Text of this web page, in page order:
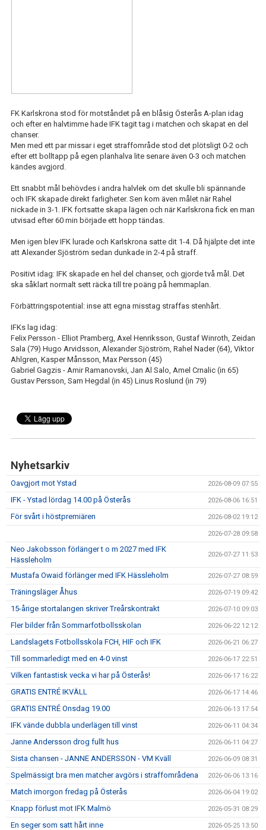
FK Karlskrona stod för motståndet på en blåsig Österås A-plan idag
och efter en halvtimme hade IFK tagit tag i matchen och skapat en del
chanser.
Men med ett par missar i eget straffområde stod det plötsligt 0-2 och
efter ett bolltapp på egen planhalva lite senare även 0-3 och matchen
kändes avgjord.
Ett snabbt mål behövdes i andra halvlek om det skulle bli spännande
och IFK skapade direkt farligheter. Sen kom även målet när Rahel
nickade in 3-1. IFK fortsatte skapa lägen och när Karlskrona fick en man
utvisad efter 60 min började ett hopp tändas.
Men igen blev IFK lurade och Karlskrona satte dit 1-4. Då hjälpte det inte
att Alexander Sjöström sedan dunkade in 2-4 på straff.
Positivt idag: IFK skapade en hel del chanser, och gjorde två mål. Det
ska såklart normalt sett räcka till tre poäng på hemmaplan.
Förbättringspotential: inse att egna misstag straffas stenhårt.
IFKs lag idag:
Felix Persson - Elliot Pramberg, Axel Henriksson, Gustaf Winroth, Zeidan
Sala (79) Hugo Arvidsson, Alexander Sjöström, Rahel Nader (64), Viktor
Ahlgren, Kasper Månsson, Max Persson (45)
Gabriel Gagzis - Amir Ramanovski, Jan Al Salo, Amel Crnalic (in 65)
Gustav Persson, Sam Hegdal (in 45) Linus Roslund (in 79)
Nyhetsarkiv
Oavgjort mot Ystad 2026-08-09 07:55
IFK - Ystad lördag 14.00 på Österås 2026-08-06 16:51
För svårt i höstpremiären 2026-08-02 19:12
2026-07-28 09:58
Neo Jakobsson förlänger t o m 2027 med IFK
Hässleholm
2026-07-27 11:53
Mustafa Owaid förlänger med IFK Hässleholm 2026-07-27 08:59
Träningsläger Åhus 2026-07-19 09:42
15-årige stortalangen skriver Treårskontrakt 2026-07-10 09:03
Fler bilder från Sommarfotbollsskolan 2026-06-22 12:12
Landslagets Fotbollsskola FCH, HIF och IFK 2026-06-21 06:27
Till sommarledigt med en 4-0 vinst 2026-06-17 22:51
Vilken fantastisk vecka vi har på Österås! 2026-06-17 16:22
GRATIS ENTRÉ IKVÄLL 2026-06-17 14:46
GRATIS ENTRÉ Onsdag 19.00 2026-06-13 17:54
IFK vände dubbla underlägen till vinst 2026-06-11 04:34
Janne Andersson drog fullt hus 2026-06-11 04:27
Sista chansen - JANNE ANDERSSON - VM Kväll 2026-06-09 08:31
Spelmässigt bra men matcher avgörs i straffområdena 2026-06-06 13:16
Match imorgon fredag på Österås 2026-06-04 19:02
Knapp förlust mot IFK Malmö 2026-05-31 08:29
En seger som satt hårt inne 2026-05-25 13:50